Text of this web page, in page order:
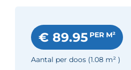
€ 89.95 PER M²
Aantal per doos (1.08 m² )